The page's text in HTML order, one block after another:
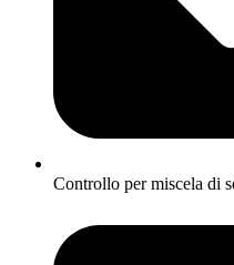
Controllo per miscela di